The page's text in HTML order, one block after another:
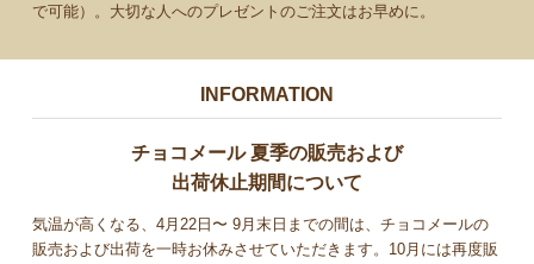
で可能）。 大切な人へのプレゼントのご注文はお早めに。
INFORMATION
チョコメール 夏季の販売および
出荷休止期間について
気温が高くなる、4月22日〜 9月末日までの間は、チョコメールの
販売および出荷を一時お休みさせていただきます。10月には再度販